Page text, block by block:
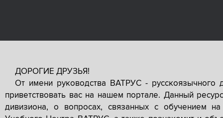
ДОРОГИЕ ДРУЗЬЯ!
От имени руководства ВАТРУС -
приветствовать вас на нашем портале. Данный
дивизиона, о вопросах, связанных с обучением